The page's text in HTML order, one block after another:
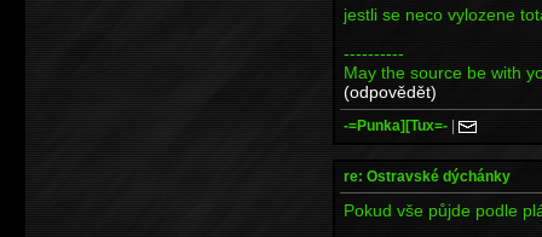
jestli se neco vylozene
----------
May the source be with
(odpovědět)
-=Punka][Tux=- |
re: Ostravské dýchánky
Pokud vše půjde podle